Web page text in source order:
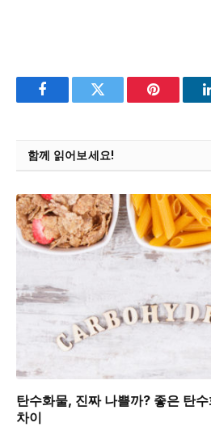
FacebookTwitter Pinterest
함께 읽어보세요!
탄수화물, 진짜 나쁠까? 좋은 탄
차이